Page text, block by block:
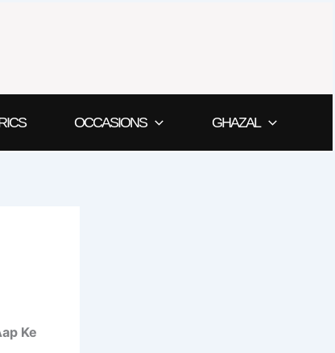
OCCASIONS GHAZAL
Ke